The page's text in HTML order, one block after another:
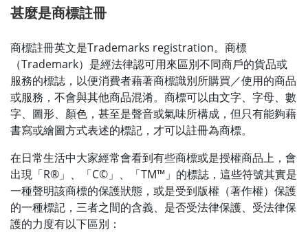
甚麼是商標註冊
商標註冊英文是Trademarks registration。商標
（Trademark）是經法律認可用來區別不同商戶的貨品或
服務的標誌，以便消費者藉著商標識別所購買／使用的商品
或服務，不會與其他商品混淆。商標可以由文字、字母、數
字、圖形、顏色，甚至是聲音或氣味所構成，但只有能夠藉
書寫或繪圖方式表述的標記，才可以註冊為商標。
在日常生活中大家經常會看到有些商標或是授權商品上，會
出現「R®」、「C©」、「TM™」的標誌，這些符號其實是
一種聲明該商標的保護狀態，或是受到版權（著作權）保護
的一種標記，三者之間的含義、是否受法律保護、受法律保
護的力度有以下區別：